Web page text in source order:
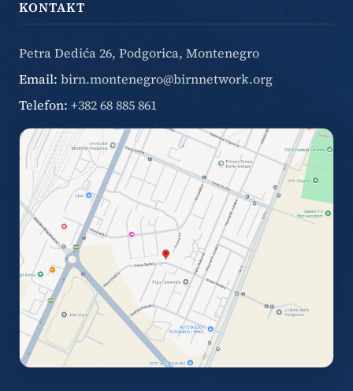
KONTAKT
Petra Dedića 26, Podgorica, Montenegro
Email: birn.montenegro@birnnetwork.org
Telefon: +382 68 885 861